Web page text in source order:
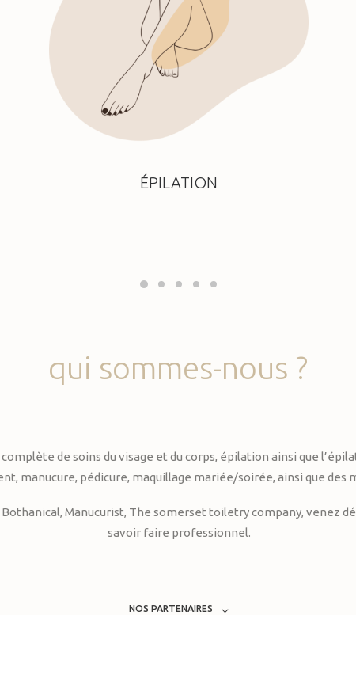
ÉPILATION
qui sommes-nous ?
de soins du visage et du corps, épilation ainsi que
manucure, pédicure, maquillage mariée/soirée, ainsi que des
Bothanical, Manucurist, The somerset toiletry company, venez
savoir faire professionnel.
NOS PARTENAIRES